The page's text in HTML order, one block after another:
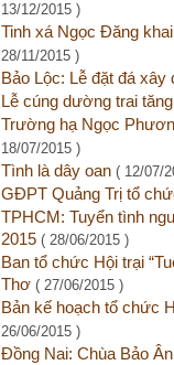
13/12/2015 )
Tinh xá Ngọc Đăng
28/11/2015 )
Bảo Lộc: Lễ đặt đá
Lễ cúng dường trai
Trường hạ Ngọc
18/07/2015 )
Tình là dây oan ( 12/07/
GĐPT Quảng Trị tổ
TPHCM: Tuyển tình
2015 ( 28/06/2015 )
Ban tổ chức Hội trại
Thơ ( 27/06/2015 )
Bản kế hoạch tổ chức
26/06/2015 )
Đồng Nai: Chùa Bảo